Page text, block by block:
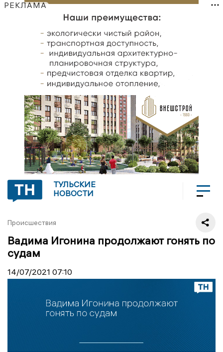
РЕКЛАМА
ТУЛЬСКИЕ
НОВОСТИ
Происшествия
Вадима Игонина продолжают гонять по
судам
14/07/2021 07:10